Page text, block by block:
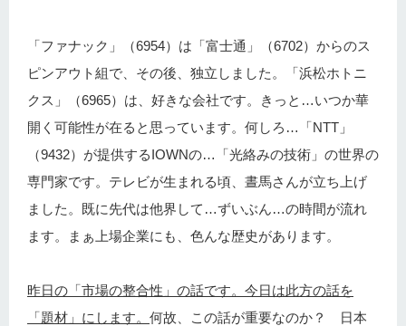
「ファナック」（6954）は「富士通」（6702）からのス
ピンアウト組で、その後、独立しました。「浜松ホトニ
クス」（6965）は、好きな会社です。きっと…いつか華
開く可能性が在ると思っています。何しろ…「NTT」
（9432）が提供するIOWNの…「光絡みの技術」の世界の
専門家です。テレビが生まれる頃、晝馬さんが立ち上げ
ました。既に先代は他界して…ずいぶん…の時間が流れ
ます。まぁ上場企業にも、色んな歴史があります。
昨日の「市場の整合性」の話です。今日は此方の話を
「題材」にします。 何故、この話が重要なのか？ 日本